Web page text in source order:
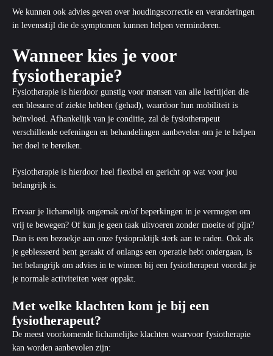
We kunnen ook advies geven over houdingscorrectie en veranderingen
in levensstijl die de symptomen kunnen helpen verminderen.
Wanneer kies je voor
fysiotherapie?
Fysiotherapie is hierdoor gunstig voor mensen van alle leeftijden die
een blessure of ziekte hebben (gehad), waardoor hun mobiliteit is
beïnvloed. Afhankelijk van je conditie, zal de fysiotherapeut
verschillende oefeningen en behandelingen aanbevelen om je te helpen
het doel te bereiken.
Fysiotherapie is hierdoor heel flexibel en gericht op wat voor jou
belangrijk is.
Ervaar je lichamelijk ongemak en/of beperkingen in je vermogen om
vrij te bewegen? Of kun je geen taak uitvoeren zonder moeite of pijn?
Dan is een bezoekje aan onze fysiopraktijk sterk aan te raden. Ook als
je geblesseerd bent geraakt of onlangs een operatie hebt ondergaan, is
het belangrijk om advies in te winnen bij een fysiotherapeut voordat je
je normale activiteiten weer oppakt.
Met welke klachten kom je bij een
fysiotherapeut?
De meest voorkomende lichamelijke klachten waarvoor fysiotherapie
kan worden aanbevolen zijn: